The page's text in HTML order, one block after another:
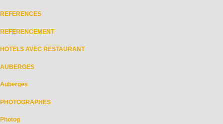
REFERENCES
REFERENCEMENT
HOTELS AVEC RESTAURANT
AUBERGES
Auberges
PHOTOGRAPHES
Photog